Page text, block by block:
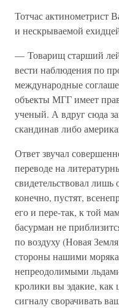
Тотчас актинометрист
и нескрываемой
— Товарищ старший
вести наблюдения по
международные
объекты МГГ имеет
ученый. А вдруг сюда
скандинав либо
Ответ звучал
переводе на
свидетельствовал
конечно, пустят,
его и пере-так, к той
басурман не
по воздуху (Новая
стороны нашими
непреодолимыми
кролики вы эдакие, как
сигналу сворачивать